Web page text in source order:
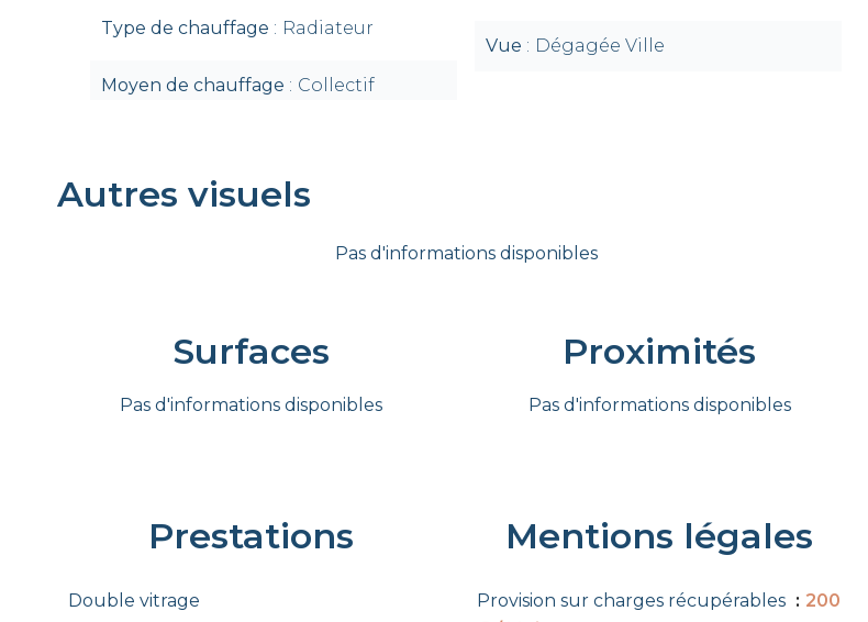
Type de chauffage Radiateur
Moyen de chauffage Collectif
Vue Dégagée Ville
Autres visuels
Pas d'informations disponibles
Surfaces
Pas d'informations disponibles
Proximités
Pas d'informations disponibles
Prestations
Double vitrage
Mentions légales
Provision sur charges récupérables
200